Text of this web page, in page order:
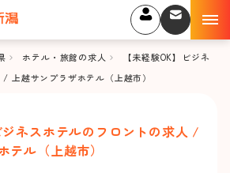
ホテル・旅館の求人
【未経験OK】ビジネ
上越サンプラザホテル（上越市）
ジネスホテルのフロントの求人 /
テル（上越市）